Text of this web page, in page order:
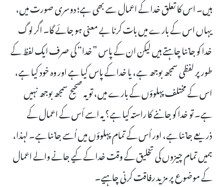
ہیں۔ اس کا تعلق خدا کے اعمال سے بھی ہے؛ دوسری صورت میں،
یہاں اس کے بارے میں بات کرنا بے معنی ہو جائے گا۔ اگر لوگ
خدا کو جاننا چاہتے ہیں لیکن ان کے پاس ”خدا“ کی صرف ایک لفظ کے
طور پر لفظی سمجھ بوجھ ہے، یا خدا کے پاس کیا ہے اور وہ خود کیا ہے،
اس کے مختلف پہلوؤں کے بارے میں، تو یہ صحیح سمجھ بوجھ نہیں
ہے۔ تو خدا کو جاننے کا راستہ کیا ہے؟ یہ اسے اُس کے اعمال کے
ذریعے جاننا ہے، اور اُس کے تمام پہلوؤں میں اُسے جاننا ہے۔ لہذا،
ہمیں تمام چیزوں کی تخلیق کے وقت خدا کے کیے جانے والے اعمال
کے موضوع پر مزید رفاقت کرنی چاہیے۔